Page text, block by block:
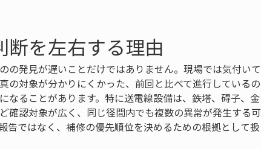
を左右する理由
の発見が遅いことだけではありません。現場では気付いて
の対象が分かりにくかった、前回と比べて進行しているの
なることがあります。特に送電線設備は、鉄塔、碍子、金
確認対象が広く、同じ径間内でも複数の異常が発生する可
告ではなく、補修の優先順位を決めるための根拠として扱